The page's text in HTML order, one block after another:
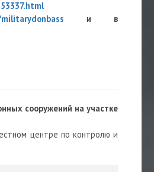
и в
сооружений на участке
центре по контролю и